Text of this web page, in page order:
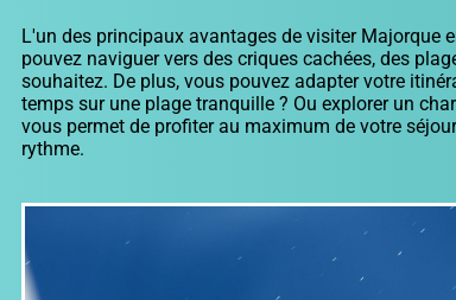
L'un des principaux avantages de visiter Majorque
pouvez naviguer vers des criques cachées, des
souhaitez. De plus, vous pouvez adapter votre
temps sur une plage tranquille ? Ou explorer un
vous permet de profiter au maximum de votre
rythme.